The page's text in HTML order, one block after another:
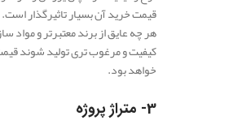
قیمت خرید آن بسیار تاثیرگذار است.
هر چه عایق از برند معتبرتر و مواد
کیفیت و مرغوب تری تولید شوند قیمت
خواهد بود.
3- متراژ پروژه